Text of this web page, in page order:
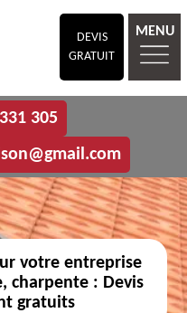
DEVIS
GRATUIT
MENU
305
votre entreprise
charpente : Devis
gratuits